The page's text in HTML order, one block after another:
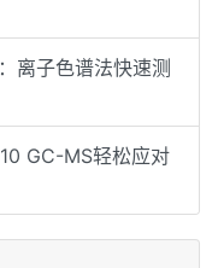
子色谱法快速测
GC-MS轻松应对